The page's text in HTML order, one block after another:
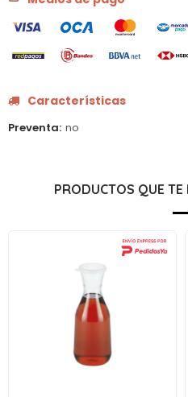
Características
Preventa no
PRODUCTOS QUE TE